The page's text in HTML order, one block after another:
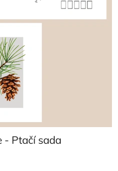
- Ptačí sada